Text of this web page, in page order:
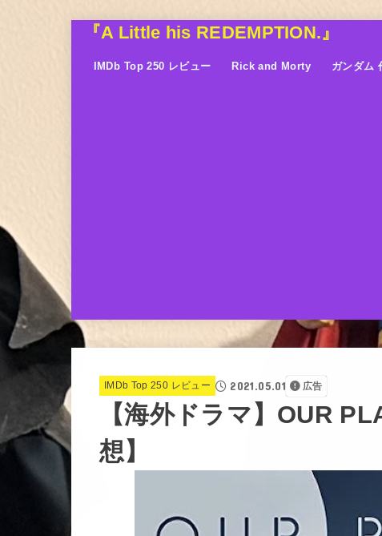
『A Little his REDEMPTION.』
IMDb Top 250 レビュー Rick and Morty ガンダム
IMDb Top 250 レビュー 2021.05.01 広告
【海外ドラマ】OUR
想】